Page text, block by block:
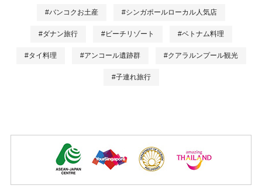
#バンコクお土産 #シンガポールローカル人気店
#ダナン旅行 #ビーチリゾート #ベトナム料理
#タイ料理 #アンコール遺跡群 #クアラルンプール観光
#子連れ旅行